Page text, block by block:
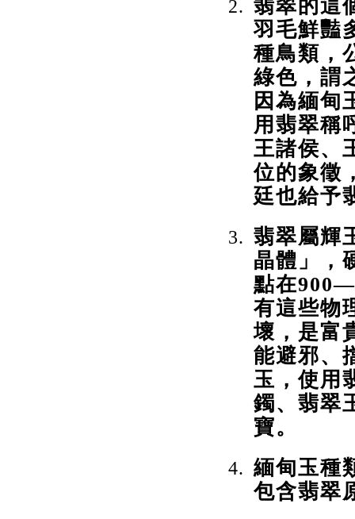
翡翠的這
羽毛鮮豔
種鳥類，
綠色，謂
因為緬甸
用翡翠稱
王諸侯、
位的象徵
廷也給予
翡翠屬輝
晶體」，
點在
有這些物
壞，是富
能避邪、
玉，使用
鐲、翡翠
寶。
緬甸玉種
包含翡翠